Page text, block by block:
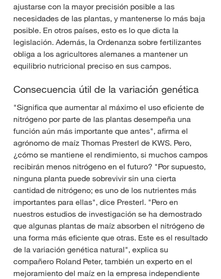
ajustarse con la mayor precisión posible a las
necesidades de las plantas, y mantenerse lo más baja
posible. En otros países, esto es lo que dicta la
legislación. Además, la Ordenanza sobre fertilizantes
obliga a los agricultores alemanes a mantener un
equilibrio nutricional preciso en sus campos.
Consecuencia útil de la variación genética
"Significa que aumentar al máximo el uso eficiente de
nitrógeno por parte de las plantas desempeña una
función aún más importante que antes", afirma el
agrónomo de maíz Thomas Presterl de KWS. Pero,
¿cómo se mantiene el rendimiento, si muchos campos
recibirán menos nitrógeno en el futuro? "Por supuesto,
ninguna planta puede sobrevivir sin una cierta
cantidad de nitrógeno; es uno de los nutrientes más
importantes para ellas", dice Presterl. "Pero en
nuestros estudios de investigación se ha demostrado
que algunas plantas de maíz absorben el nitrógeno de
una forma más eficiente que otras. Este es el resultado
de la variación genética natural", explica su
compañero Roland Peter, también un experto en el
mejoramiento del maíz en la empresa independiente